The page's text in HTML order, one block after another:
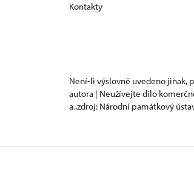
Kontakty
Není-li výslovně uvedeno jinak,
autora | Neužívejte dílo
a „zdroj: Národní památkový